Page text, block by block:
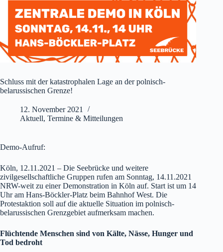
Schluss mit der katastrophalen Lage an der polnisch-
belarussischen Grenze!
12. November 2021
Aktuell, Termine & Mitteilungen
Demo-Aufruf:
Köln, 12.11.2021 – Die Seebrücke und weitere
zivilgesellschaftliche Gruppen rufen am Sonntag, 14.11.2021
NRW-weit zu einer Demonstration in Köln auf. Start ist um 14
Uhr am Hans-Böckler-Platz beim Bahnhof West. Die
Protestaktion soll auf die aktuelle Situation im polnisch-
belarussischen Grenzgebiet aufmerksam machen.
Flüchtende Menschen sind von Kälte, Nässe, Hunger und
Tod bedroht